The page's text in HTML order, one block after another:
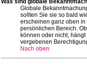
Was sind globale
Globale
sollten Sie sie so bald
erscheinen ganz oben
persönlichen Bereich.
können oder nicht,
vergebenen
Nach oben